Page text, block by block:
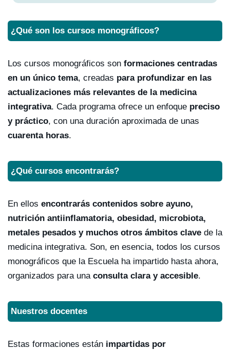
¿Qué son los cursos monográficos?
Los cursos monográficos son formaciones centradas
en un único tema, creadas para profundizar en las
actualizaciones más relevantes de la medicina
integrativa. Cada programa ofrece un enfoque preciso
y práctico, con una duración aproximada de unas
cuarenta horas.
¿Qué cursos encontrarás?
En ellos encontrarás contenidos sobre ayuno,
nutrición antiinflamatoria, obesidad, microbiota,
metales pesados y muchos otros ámbitos clave de la
medicina integrativa. Son, en esencia, todos los cursos
monográficos que la Escuela ha impartido hasta ahora,
organizados para una consulta clara y accesible.
Nuestros docentes
Estas formaciones están impartidas por